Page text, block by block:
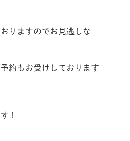
りますのでお見逃しな
約もお受けしております
！